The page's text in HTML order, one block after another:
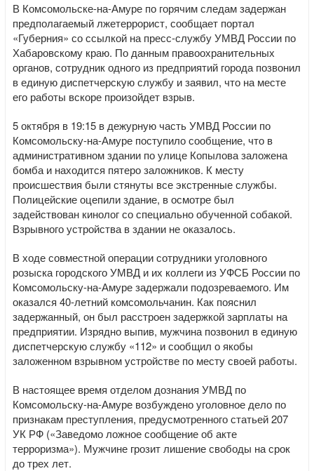
В Комсомольске-на-Амуре по горячим следам задержан
предполагаемый лжетеррорист, сообщает портал
«Губерния» со ссылкой на пресс-службу УМВД России по
Хабаровскому краю. По данным правоохранительных
органов, сотрудник одного из предприятий города позвонил
в единую диспетчерскую службу и заявил, что на месте
его работы вскоре произойдет взрыв.
5 октября в 19:15 в дежурную часть УМВД России по
Комсомольску-на-Амуре поступило сообщение, что в
административном здании по улице Копылова заложена
бомба и находится пятеро заложников. К месту
происшествия были стянуты все экстренные службы.
Полицейские оцепили здание, в осмотре был
задействован кинолог со специально обученной собакой.
Взрывного устройства в здании не оказалось.
В ходе совместной операции сотрудники уголовного
розыска городского УМВД и их коллеги из УФСБ России по
Комсомольску-на-Амуре задержали подозреваемого. Им
оказался 40-летний комсомольчанин. Как пояснил
задержанный, он был расстроен задержкой зарплаты на
предприятии. Изрядно выпив, мужчина позвонил в единую
диспетчерскую службу «112» и сообщил о якобы
заложенном взрывном устройстве по месту своей работы.
В настоящее время отделом дознания УМВД по
Комсомольску-на-Амуре возбуждено уголовное дело по
признакам преступления, предусмотренного статьей 207
УК РФ («Заведомо ложное сообщение об акте
терроризма»). Мужчине грозит лишение свободы на срок
до трех лет.